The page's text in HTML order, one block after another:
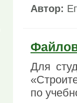
Автор:
Для
по